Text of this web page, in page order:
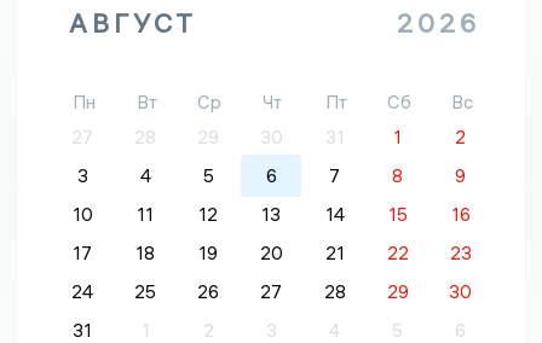
АВГУСТ 2026
Пн Вт Ср Чт Пт Сб
Вс
27
28 29 30 31 1
2
3
4 5 6 7 8
9
10
11 12 13 14 15
16
17
18 19 20 21 22
23
24
25 26 27 28 29
30
31
1 2 3 4 5 6